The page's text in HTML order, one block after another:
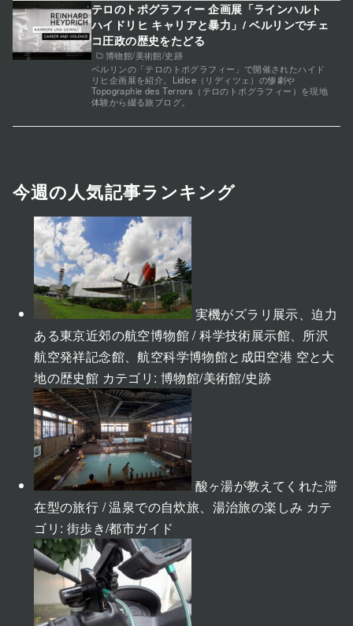
博物館/美術館/史跡
テロのトポグラフィー 企画展「ラインハルト
ハイドリヒ キャリアと暴力」/ ベルリンでチェ
コ圧政の歴史をたどる
ベルリンの「テロのトポグラフィー」で開催されたハイド
リヒ企画展を紹介。Lidice（リディツェ）の惨劇や
Topographie des Terrors（テロのトポグラフィー）を現地
体験から綴る旅ブログ。
今週の人気記事ランキング
実機がズラリ展示、迫力
ある東京近郊の航空博物館 / 科学技術展示館、所沢
航空発祥記念館、航空科学博物館と成田空港 空と大
地の歴史館 カテゴリ: 博物館/美術館/史跡
酸ヶ湯が教えてくれた滞
在型の旅行 / 温泉での自炊旅、湯治旅の楽しみ カテ
ゴリ: 街歩き/都市ガイド